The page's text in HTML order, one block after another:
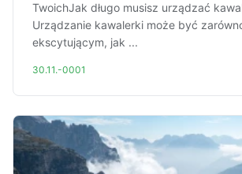
TwoichJak długo musisz urządzać
Urządzanie kawalerki może być
ekscytującym, jak ...
30.11.-0001